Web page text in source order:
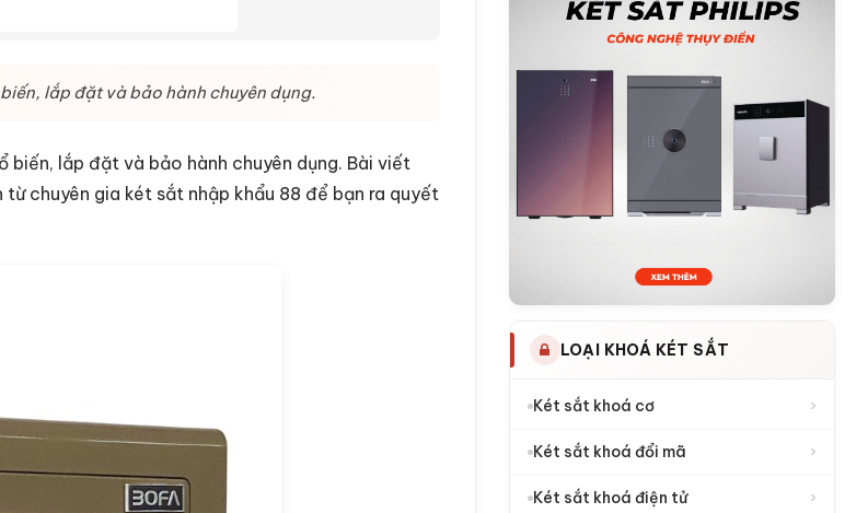
lắp đặt và bảo hành chuyên dụng.
lắp đặt và bảo hành chuyên dụng. Bài viết
chuyên gia két sắt nhập khẩu 88 để bạn ra quyết
LOẠI KHOÁ KÉT SẮT
Két sắt khoá cơ ›
Két sắt khoá đổi mã ›
Két sắt khoá điện tử ›